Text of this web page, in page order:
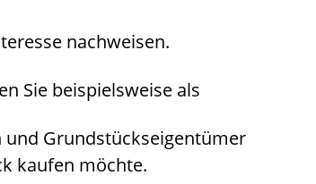
nachweisen.
Sie beispielsweise als
Grundstückseigentümer
kaufen möchte.